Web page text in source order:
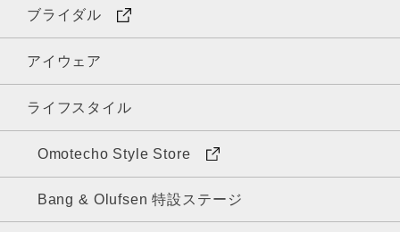
ブライダル
アイウェア
ライフスタイル
Omotecho Style Store
Bang & Olufsen 特設ステージ